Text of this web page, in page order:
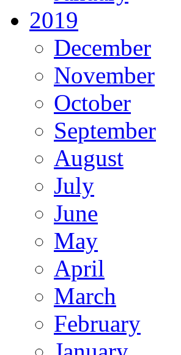
2019
December
November
October
September
August
July
June
May
April
March
February